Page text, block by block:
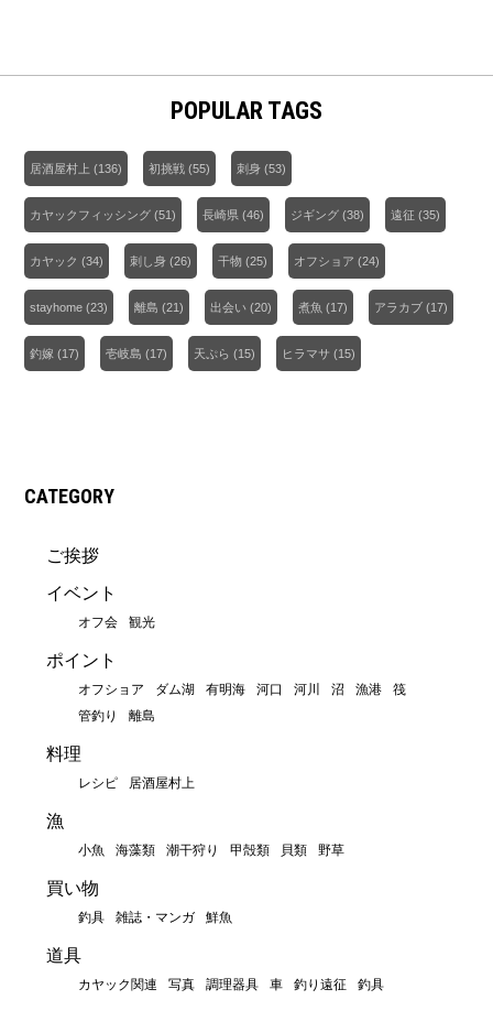
POPULAR TAGS
居酒屋村上 (136) 初挑戦 (55) 刺身 (53)
カヤックフィッシング (51) 長崎県 (46) ジギング (38) 遠征 (35)
カヤック (34) 刺し身 (26) 干物 (25) オフショア (24)
stayhome (23) 離島 (21) 出会い (20) 煮魚 (17) アラカブ (17)
釣嫁 (17) 壱岐島 (17) 天ぷら (15) ヒラマサ (15)
CATEGORY
ご挨拶
イベント
オフ会 観光
ポイント
オフショア ダム湖 有明海 河口 河川 沼 漁港
筏
管釣り
離島
料理
レシピ 居酒屋村上
漁
小魚 海藻類 潮干狩り 甲殻類 貝類 野草
買い物
釣具 雑誌・マンガ 鮮魚
道具
カヤック関連 写真 調理器具 車 釣り遠征 釣具